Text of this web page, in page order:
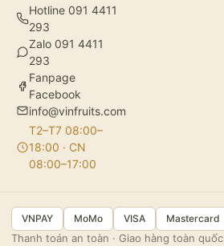
Hotline 091 4411
293
Zalo 091 4411
293
Fanpage
Facebook
info@vinfruits.com
T2–T7 08:00–
18:00 · CN
08:00–17:00
VNPAY MoMo VISA Mastercard
Thanh toán an toàn · Giao hàng toàn quốc